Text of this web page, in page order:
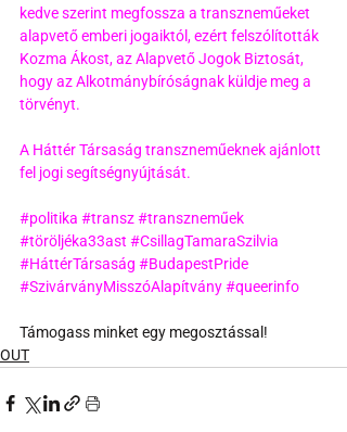
kedve szerint megfossza a transzneműeket
alapvető emberi jogaiktól, ezért felszólították
Kozma Ákost, az Alapvető Jogok Biztosát,
hogy az Alkotmánybíróságnak küldje meg a
törvényt.
A Háttér Társaság transzneműeknek ajánlott
fel jogi segítségnyújtását.
#politika #transz#transzneműek
#töröljéka33ast #CsillagTamaraSzilvia
#HáttérTársaság #BudapestPride
#SzivárványMisszóAlapítvány#queerinfo
Támogass minket egy megosztással!
OUT